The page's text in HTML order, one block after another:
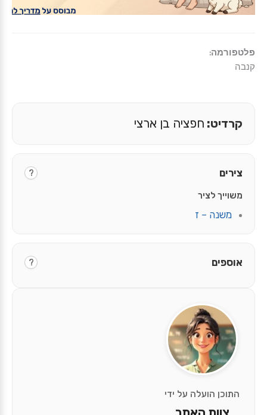
פלטפורמה:
קנבה
התוכן הועלה על ידי
קרדיט: חפציה בן ארצי
צירים ?
משוייך לציר
משנה – ז
אוספים ?